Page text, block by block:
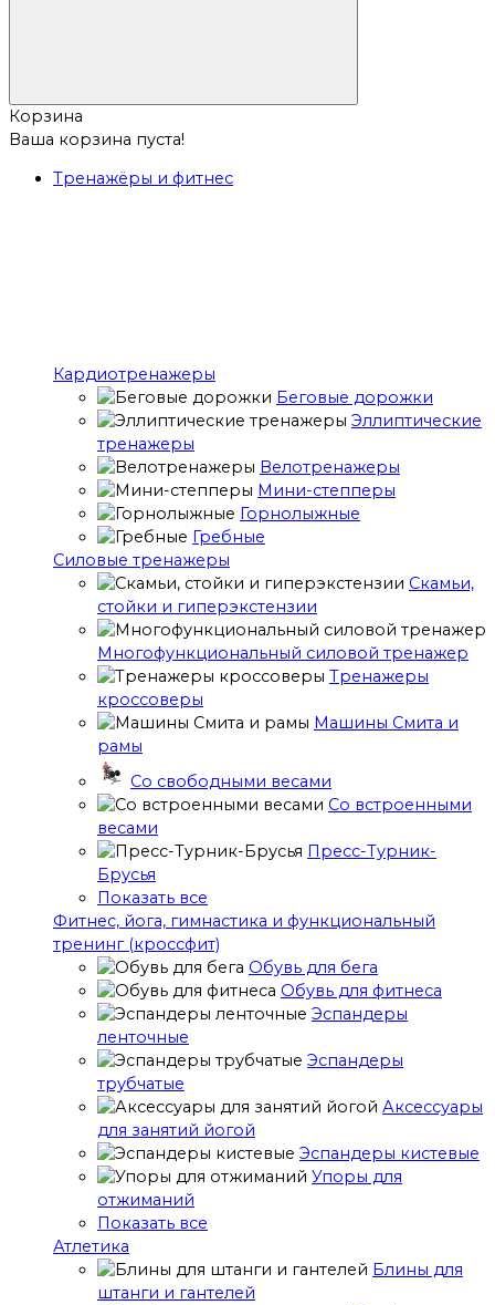
Корзина
Ваша корзина пуста!
Тренажёры и фитнес
Кардиотренажеры
Беговые дорожки
Эллиптические
тренажеры
Велотренажеры
Мини-степперы
Горнолыжные
Гребные
Cиловые тренажеры
Скамьи,
стойки и гиперэкстензии
Многофункциональный силовой тренажер
Тренажеры
кроссоверы
Машины Смита и
рамы
Со свободными весами
Со встроенными
весами
Пресс-Турник-
Брусья
Показать все
Фитнес, йога, гимнастика и функциональный
тренинг (кроссфит)
Обувь для бега
Обувь для фитнеса
Эспандеры
ленточные
Эспандеры
трубчатые
Аксессуары
для занятий йогой
Эспандеры кистевые
Упоры для
отжиманий
Показать все
Атлетика
Блины для
штанги и гантелей